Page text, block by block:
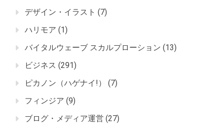
デザイン・イラスト (7)
ハリモア (1)
バイタルウェーブ スカルプローション (13)
ビジネス (291)
ピカノン（ハゲナイ!）
(7)
フィンジア (9)
ブログ・メディア運営 (27)